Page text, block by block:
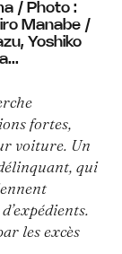
/ Photo :
Manabe /
Yoshiko
fortes,
voiture. Un
qui
les excès